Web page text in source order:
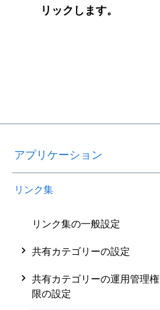
リックします。
アプリケーション
リンク集
リンク集の一般設定
共有カテゴリーの設定
共有カテゴリーの運用管理権
限の設定